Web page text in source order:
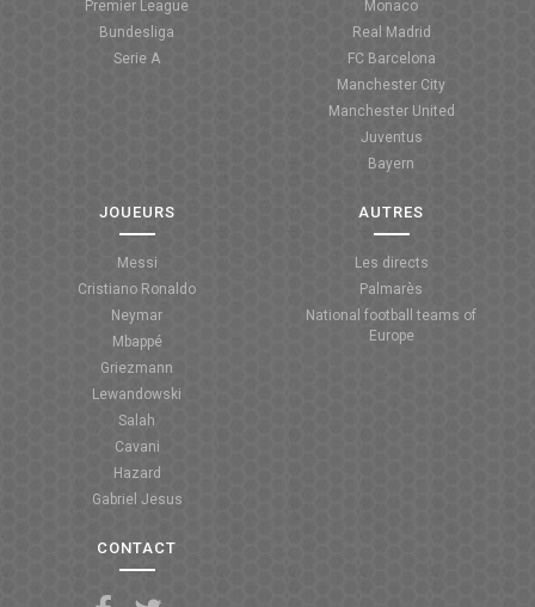
COUPE DE FRANCE
COUPE DE LA LIGUE
Premier League
Bundesliga
Serie A
Monaco
Real Madrid
FC Barcelona
Manchester City
Manchester United
Juventus
Bayern
JOUEURS
Messi
Cristiano Ronaldo
Neymar
Mbappé
Griezmann
Lewandowski
Salah
Cavani
Hazard
Gabriel Jesus
AUTRES
Les directs
Palmarès
National football teams of
Europe
CONTACT